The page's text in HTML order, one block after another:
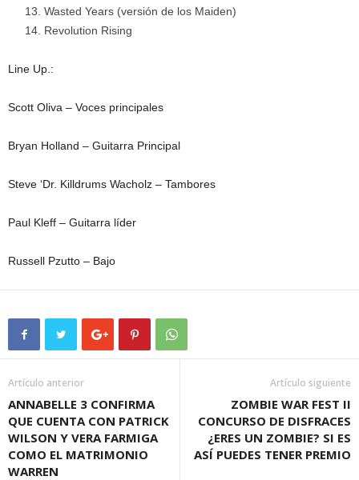
Wasted Years (versión de los Maiden)
Revolution Rising
Line Up.:
Scott Oliva – Voces principales
Bryan Holland – Guitarra Principal
Steve ‘Dr. Killdrums Wacholz – Tambores
Paul Kleff – Guitarra líder
Russell Pzutto – Bajo
Artículo anterior
ANNABELLE 3 CONFIRMA
QUE CUENTA CON PATRICK
WILSON Y VERA FARMIGA
COMO EL MATRIMONIO
WARREN
Artículo siguiente
ZOMBIE WAR FEST II
CONCURSO DE DISFRACES
¿ERES UN ZOMBIE? SI ES
ASÍ PUEDES TENER PREMIO